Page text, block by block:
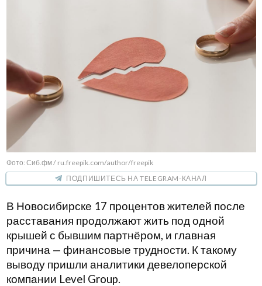
Фото: Сиб.фм / ru.freepik.com/author/freepik
ПОДПИШИТЕСЬ НА TELEGRAM-КАНАЛ
В Новосибирске 17 процентов жителей после
расставания продолжают жить под одной
крышей с бывшим партнёром, и главная
причина — финансовые трудности. К такому
выводу пришли аналитики девелоперской
компании Level Group.